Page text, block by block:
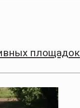
площадок